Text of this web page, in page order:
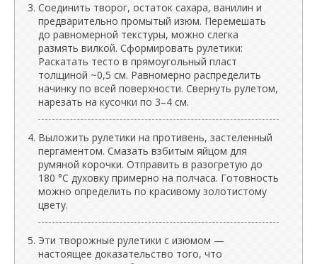
Соединить творог, остаток сахара, ванилин и
предварительно промытый изюм. Перемешать
до равномерной текстуры, можно слегка
размять вилкой. Сформировать рулетики:
Раскатать тесто в прямоугольный пласт
толщиной ~0,5 см. Равномерно распределить
начинку по всей поверхности. Свернуть рулетом,
нарезать на кусочки по 3–4 см.
Выложить рулетики на противень, застеленный
пергаментом. Смазать взбитым яйцом для
румяной корочки. Отправить в разогретую до
180 °C духовку примерно на полчаса. Готовность
можно определить по красивому золотистому
цвету.
Эти творожные рулетики с изюмом —
настоящее доказательство того, что